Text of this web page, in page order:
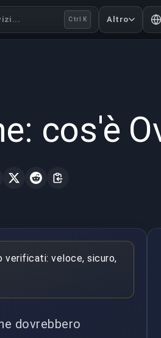
Ctrl K Altro
cos'è
verificati: veloce, sicuro,
dovrebbero